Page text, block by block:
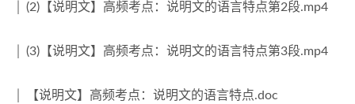
│ (2)【说明文】高频考点：说明文的语言特点第2段.mp4
│ (3)【说明文】高频考点：说明文的语言特点第3段.mp4
│ 【说明文】高频考点：说明文的语言特点.doc